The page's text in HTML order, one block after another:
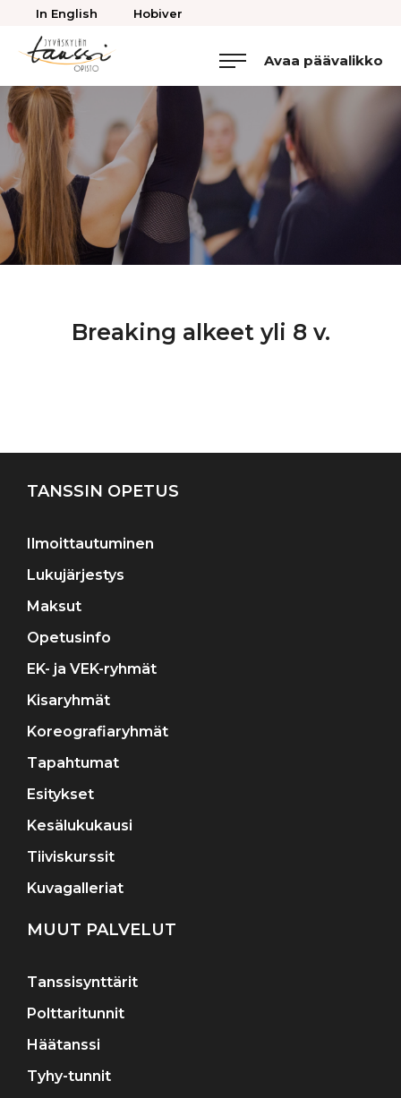
Takaisin
In English Hobiver
Jyväskylän
Tanssiopisto
Avaa päävalikko
Breaking alkeet yli 8 v.
TANSSIN OPETUS
Ilmoittautuminen
Lukujärjestys
Maksut
Opetusinfo
EK- ja VEK-ryhmät
Kisaryhmät
Koreografiaryhmät
Tapahtumat
Esitykset
Kesälukukausi
Tiiviskurssit
Kuvagalleriat
MUUT PALVELUT
Tanssisynttärit
Polttaritunnit
Häätanssi
Tyhy-tunnit